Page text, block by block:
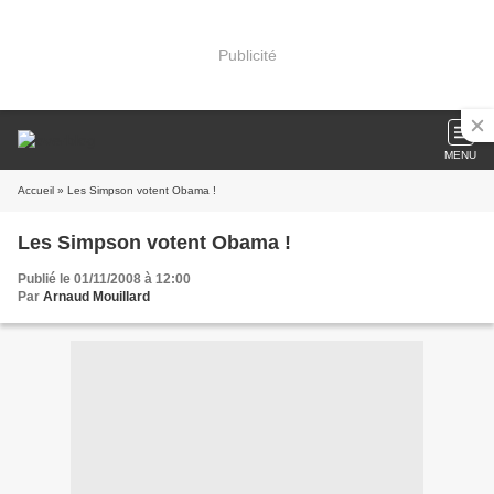
Publicité
MENU
Accueil » Les Simpson votent Obama !
Les Simpson votent Obama !
Publié le 01/11/2008 à 12:00
Par Arnaud Mouillard